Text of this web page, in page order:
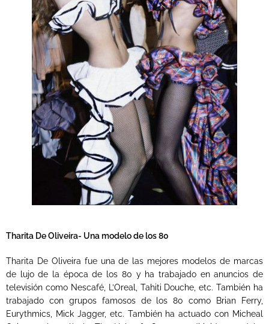
Tharita De Oliveira- Una modelo de los 80
Tharita De Oliveira fue una de las mejores modelos de marcas
de lujo de la época de los 80 y ha trabajado en anuncios de
televisión como Nescafé, L’Oreal, Tahiti Douche, etc. También ha
trabajado con grupos famosos de los 80 como Brian Ferry,
Eurythmics, Mick Jagger, etc. También ha actuado con Micheal